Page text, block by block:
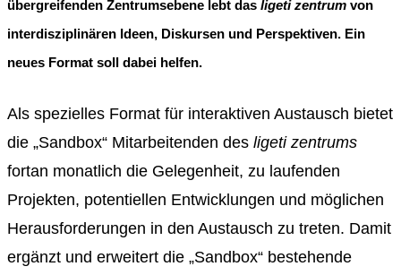
übergreifenden Zentrumsebene lebt das ligeti zentrum von
interdisziplinären Ideen, Diskursen und Perspektiven. Ein
neues Format soll dabei helfen.
Als spezielles Format für interaktiven Austausch bietet
die „Sandbox“ Mitarbeitenden des ligeti zentrums
fortan monatlich die Gelegenheit, zu laufenden
Projekten, potentiellen Entwicklungen und möglichen
Herausforderungen in den Austausch zu treten. Damit
ergänzt und erweitert die „Sandbox“ bestehende